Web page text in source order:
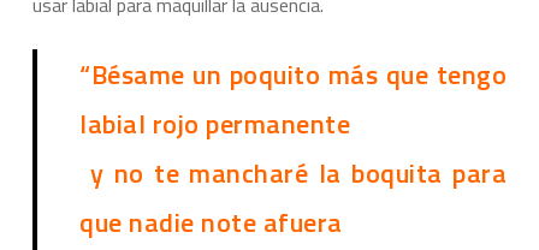
“Bésame un poquito más que tengo
labial rojo permanente
y no te mancharé la boquita para
que nadie note afuera